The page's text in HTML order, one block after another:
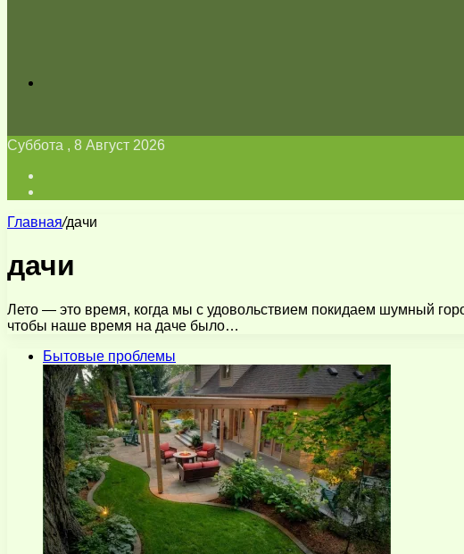
Суббота , 8 Август 2026
Главная/дачи
дачи
Лето — это время, когда мы с удовольствием покидаем шумный
чтобы наше время на даче было…
Бытовые проблемы